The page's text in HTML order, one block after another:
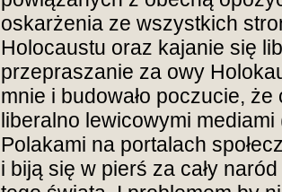
oskarżenia ze wszystkich
Holocaustu oraz kajanie się
przepraszanie za owy
mnie i budowało poczucie,
liberalno lewicowymi
Polakami na portalach
i biją się w pierś za cały